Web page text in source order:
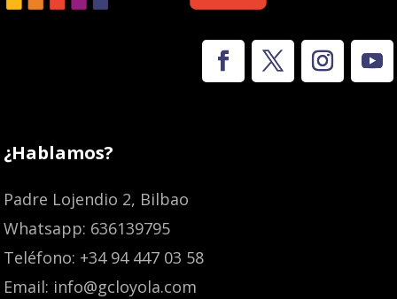
¿Hablamos?
Padre Lojendio 2, Bilbao
Whatsapp: 636139795
Teléfono: +34 94 447 03 58
Email: info@gcloyola.com